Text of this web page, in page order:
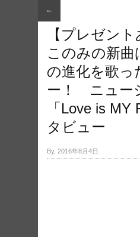
←
【プレゼン
このみの新曲
の進化を歌っ
ー！ ニュー
「Love is MY
タビュー
By, 2016年8月4日